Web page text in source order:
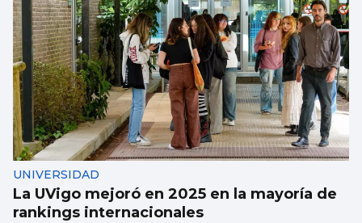
UNIVERSIDAD
La UVigo mejoró en 2025 en la mayoría de
rankings internacionales